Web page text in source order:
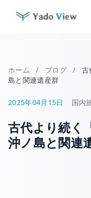
ホーム / ブログ /
古
島と関連遺産群
2025年04月15日 国内
古代より続く
沖ノ島と関連